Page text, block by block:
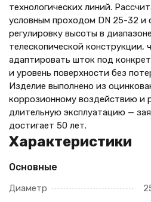
технологических линий.
условным проходом DN 25-32 и
регулировку высоты в
телескопической конструкции,
адаптировать шток под
и уровень поверхности без
Изделие выполнено из
коррозионному воздействию и
длительную эксплуатацию —
достигает 50 лет.
Характеристики
Основные
Диаметр